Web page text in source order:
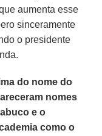
aumenta esse
since­ramente
o presidente
do nome do
nomes
e o
como o